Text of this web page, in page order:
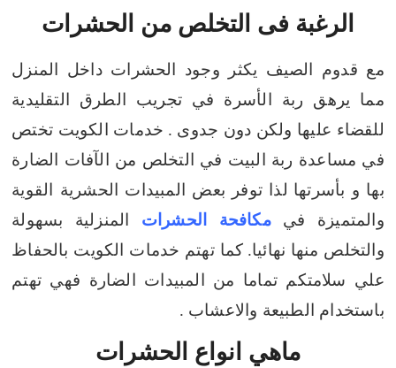
الرغبة فى التخلص من الحشرات
مع قدوم الصيف يكثر وجود الحشرات داخل المنزل
مما يرهق ربة الأسرة في تجريب الطرق التقليدية
للقضاء عليها ولكن دون جدوى . خدمات الكويت تختص
في مساعدة ربة البيت في التخلص من الآفات الضارة
بها و بأسرتها لذا توفر بعض المبيدات الحشرية القوية
والمتميزة فيمكافحة الحشرات المنزلية بسهولة
والتخلص منها نهائيا. كما تهتم خدمات الكويت بالحفاظ
علي سلامتكم تماما من المبيدات الضارة فهي تهتم
باستخدام الطبيعة والاعشاب .
ماهي انواع الحشرات